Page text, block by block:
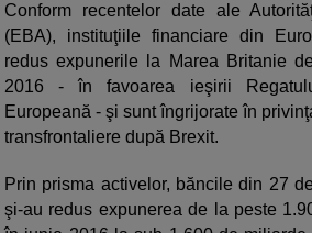
Conform recentelor date ale
(EBA), instituţiile financiare din
redus expunerile la Marea Britanie
2016 - în favoarea ieşirii
Europeană - şi sunt îngrijorate în
transfrontaliere după Brexit.
Prin prisma activelor, băncile din 27
şi-au redus expunerea de la peste